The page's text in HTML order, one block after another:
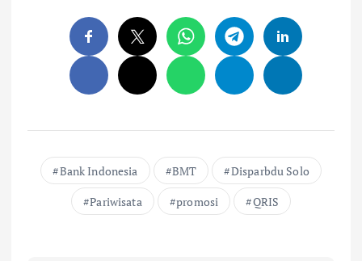
Bank Indonesia BMT
Disparbdu Solo
Pariwisata
promosi QRIS